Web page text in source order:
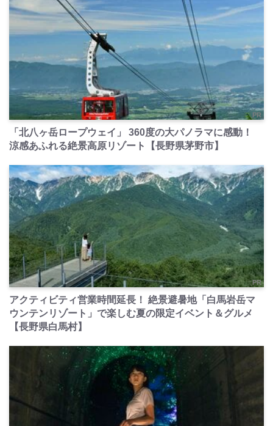
PR
「北八ヶ岳ロープウェイ」 360度の大パノラマに感動！
涼感あふれる絶景高原リゾート【長野県茅野市】
PR
アクティビティ営業時間延長！ 絶景避暑地「白馬岩岳マ
ウンテンリゾート」で楽しむ夏の限定イベント＆グルメ
【長野県白馬村】